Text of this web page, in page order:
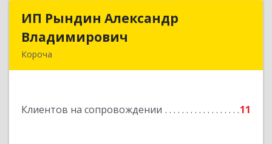
ИП Рындин Александр
Владимирович
Короча
Клиентов на сопровождении 11
ИП Рындин Александр
Подробнее